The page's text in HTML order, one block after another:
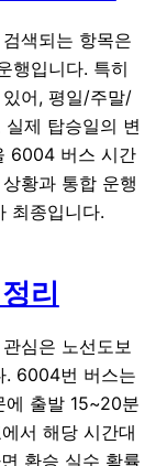
색되는 항목은
행입니다. 특히
어, 평일/주말/
제 탑승일의 변
6004 버스 시간
황과 통합 운행
최종입니다.
리
심은 노선도보
. 6004번 버스는
에 출발 15~20분
서 해당 시간대
환승 실수 확률